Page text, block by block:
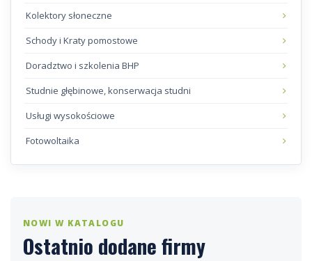
Kolektory słoneczne
Schody i Kraty pomostowe
Doradztwo i szkolenia BHP
Studnie głębinowe, konserwacja studni
Usługi wysokościowe
Fotowoltaika
NOWI W KATALOGU
Ostatnio dodane firmy